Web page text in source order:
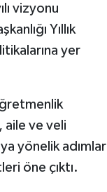
vizyonu
Yıllık
yer
aile ve veli
yönelik adımlar
öne çıktı.